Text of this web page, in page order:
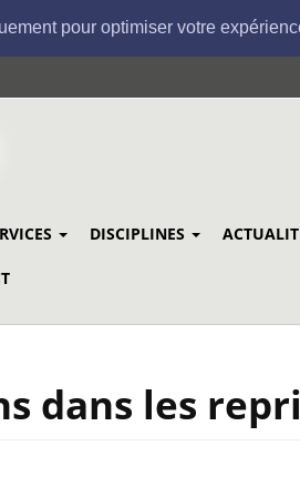
pour optimiser votre
DISCIPLINES
dans les